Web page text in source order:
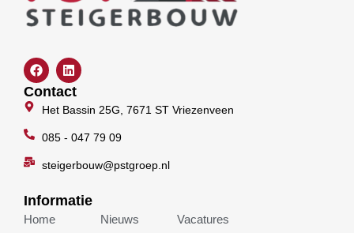
F
a
c
e
b
o
L
i
n
k
e
Contact
Het Bassin 25G, 7671 ST Vriezenveen
085 - 047 79 09
steigerbouw@pstgroep.nl
Informatie
Home
Nieuws
Vacatures